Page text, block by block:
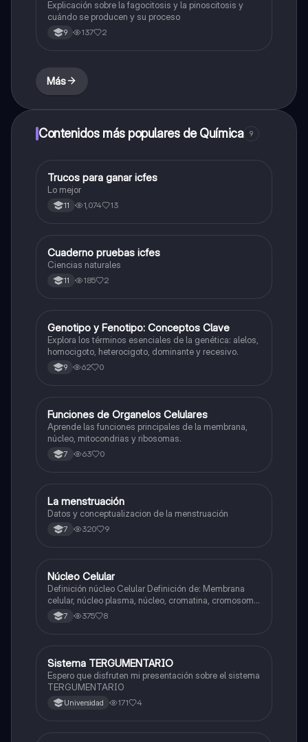
Explicación sobre la fagocitosis y la pinoscitosis y
cuándo se producen y su proceso
9 137 2
Más
Contenidos más populares de Química 9
Química
Trucos para ganar icfes
Lo mejor
11 1,074 13
Biologia
Cuaderno pruebas icfes
Ciencias naturales
11 185 2
GBiologia
Genotipo y Fenotipo: Conceptos Clave
Explora los términos esenciales de la genética: alelos,
homocigoto, heterocigoto, dominante y recesivo.
9 62 0
FBiologia
Funciones de Organelos Celulares
Aprende las funciones principales de la membrana,
núcleo, mitocondrias y ribosomas.
7 63 0
Biologia
La menstruación
Datos y conceptualizacion de la menstruación
7 320 9
Biologia
Núcleo Celular
Definición núcleo Celular Definición de: Membrana
celular, núcleo plasma, núcleo, cromatina, cromosoma
Interfase Fases de la interfase
7 375 8
Biologia
Sistema TERGUMENTARIO
Espero que disfruten mi presentación sobre el sistema
TERGUMENTARIO
Universidad 171 4